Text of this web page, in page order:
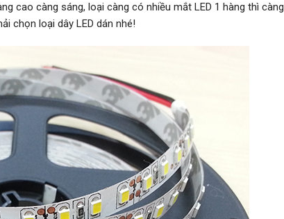
cao càng sáng, loại càng có nhiều mắt LED 1 hàng thì càng
chọn loại dây LED dán nhé!